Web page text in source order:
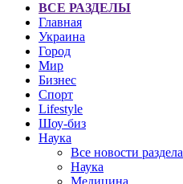
ВСЕ РАЗДЕЛЫ
Главная
Украина
Город
Мир
Бизнес
Спорт
Lifestyle
Шоу-биз
Наука
Все новости раздела
Наука
Медицина